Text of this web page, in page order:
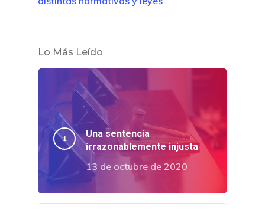
Lo Más Leído
Una sentencia
irrazonablemente injusta
13 de octubre de 2020